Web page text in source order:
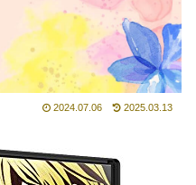
2024.07.06 2025.03.13